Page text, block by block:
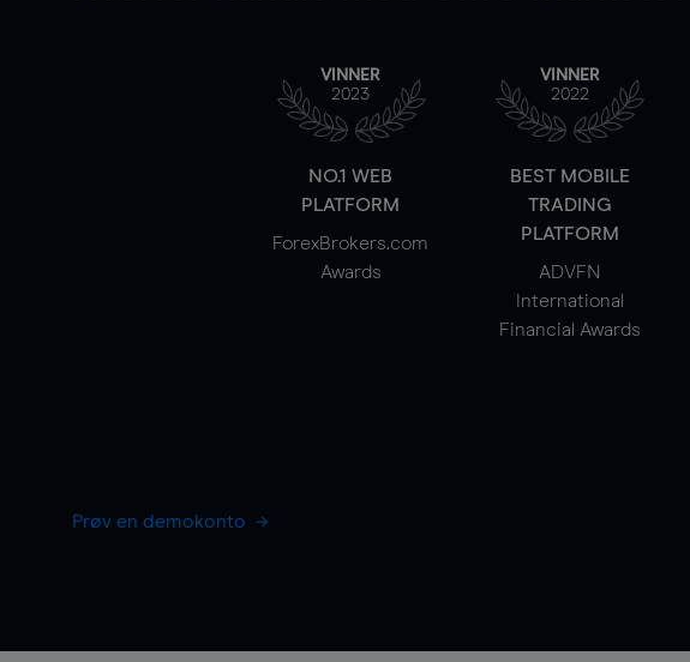
VINNER
2023
NO.1 WEB
PLATFORM
ForexBrokers.com
Awards
VINNER
2022
BEST MOBILE
TRADING
PLATFORM
ADVFN
International
Financial Awards
Prøv en demokonto